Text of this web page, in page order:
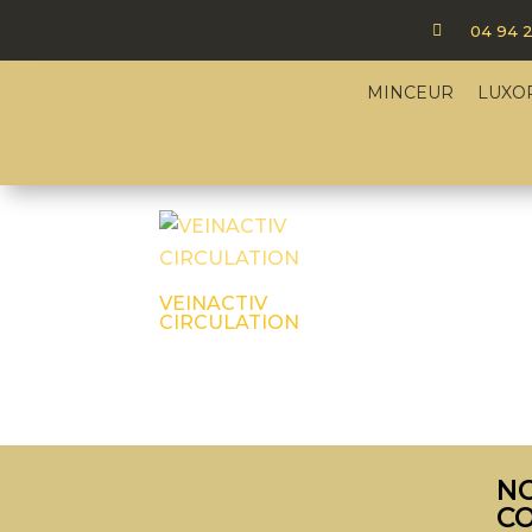
 04 94
MINCEUR
/ Produits identifiés
Silhouette :
VEINACTIV
CIRCULATION